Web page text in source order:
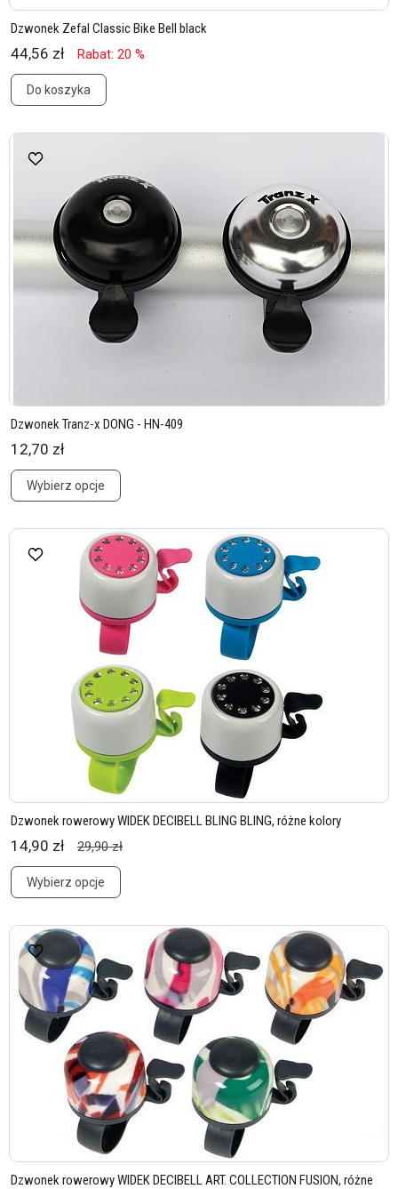
Dzwonek Zefal Classic Bike Bell black
44,56 zł Rabat: 20 %
Do koszyka
Dzwonek Tranz-x DONG - HN-409
12,70 zł
Wybierz opcje
Dzwonek rowerowy WIDEK DECIBELL BLING BLING, różne kolory
14,90 zł 29,90 zł
Wybierz opcje
Dzwonek rowerowy WIDEK DECIBELL ART. COLLECTION FUSION, różne